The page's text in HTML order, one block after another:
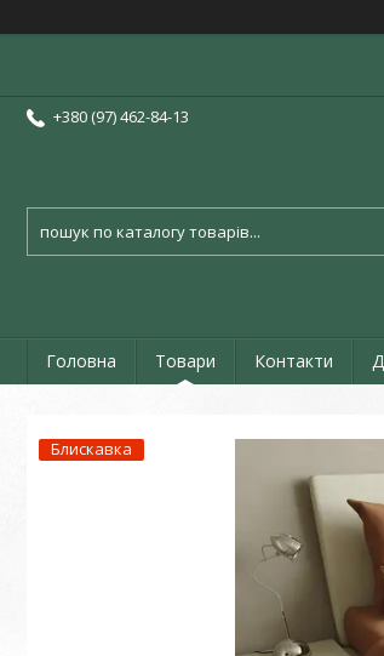
+380 (97) 462-84-13
Головна Товари Контакти
Блискавка